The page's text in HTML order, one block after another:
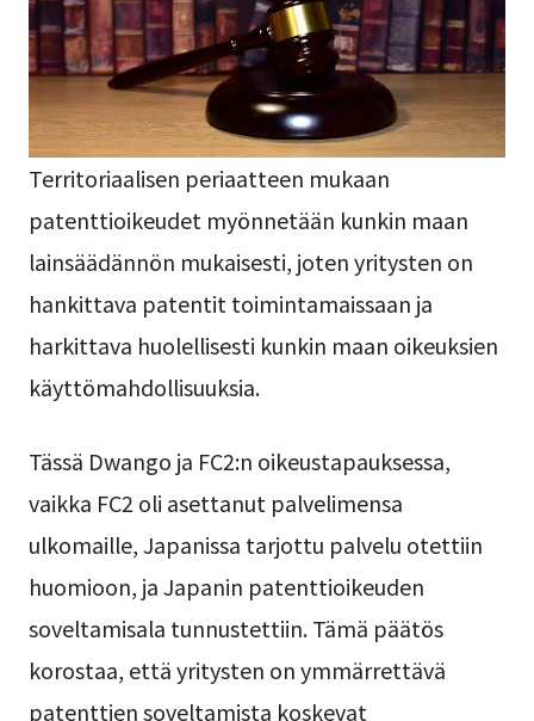
Territoriaalisen periaatteen mukaan
patenttioikeudet myönnetään kunkin maan
lainsäädännön mukaisesti, joten yritysten on
hankittava patentit toimintamaissaan ja
harkittava huolellisesti kunkin maan oikeuksien
käyttömahdollisuuksia.
Tässä Dwango ja FC2:n oikeustapauksessa,
vaikka FC2 oli asettanut palvelimensa
ulkomaille, Japanissa tarjottu palvelu otettiin
huomioon, ja Japanin patenttioikeuden
soveltamisala tunnustettiin. Tämä päätös
korostaa, että yritysten on ymmärrettävä
patenttien soveltamista koskevat